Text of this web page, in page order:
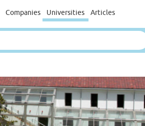
Companies Universities Articles